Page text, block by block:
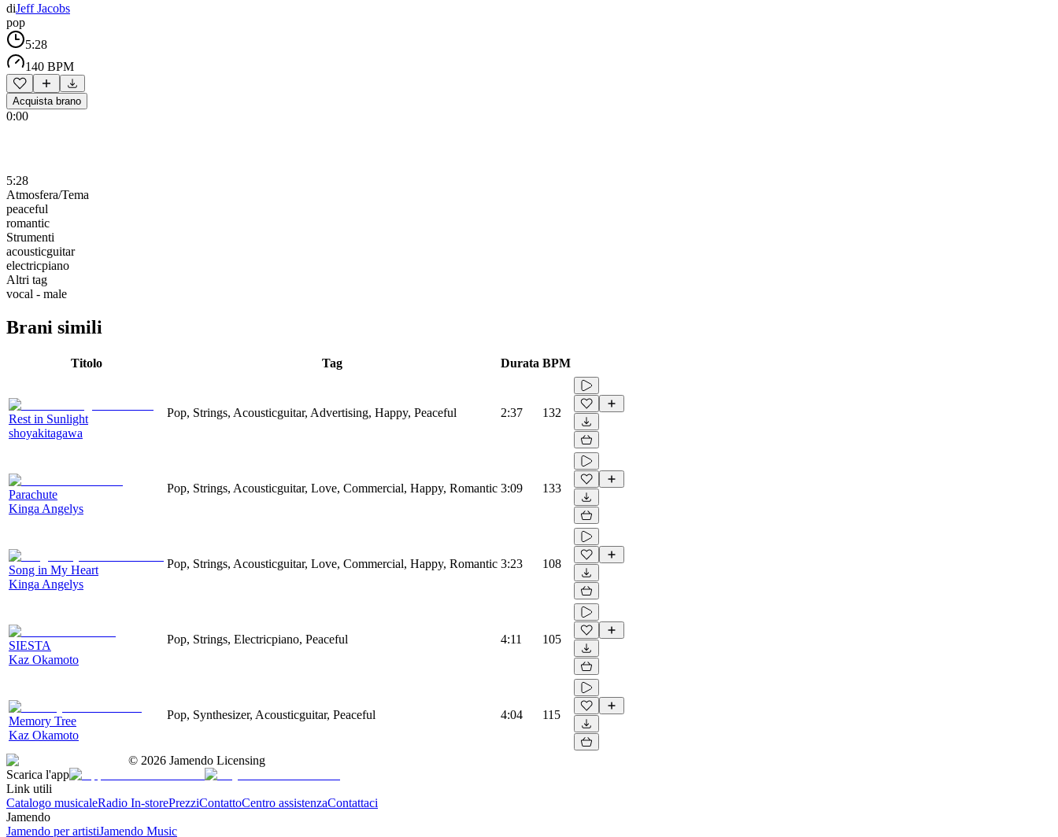
diJeff Jacobs
pop
5:28
140 BPM
Acquista brano
0:00
5:28
Atmosfera/Tema
peaceful
romantic
Strumenti
acousticguitar
electricpiano
Altri tag
vocal - male
Brani simili
Titolo Tag Durata BPM
Rest in Sunlight
shoyakitagawa
Pop, Strings, Acousticguitar, Advertising, Happy, Peaceful 2:37 132
Parachute
Kinga Angelys
Pop, Strings, Acousticguitar, Love, Commercial, Happy, Romantic 3:09 133
Song in My Heart
Kinga Angelys
Pop, Strings, Acousticguitar, Love, Commercial, Happy, Romantic 3:23 108
SIESTA
Kaz Okamoto
Pop, Strings, Electricpiano, Peaceful 4:11 105
Memory Tree
Kaz Okamoto
Pop, Synthesizer, Acousticguitar, Peaceful 4:04 115
© 2026 Jamendo Licensing
Scarica l'app
Link utili
Catalogo musicaleRadio In-storePrezziContattoCentro assistenzaContattaci
Jamendo
Jamendo per artistiJamendo Music